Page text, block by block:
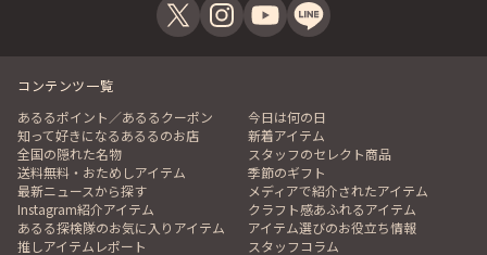
コンテンツ一覧
あるるポイント／あるるクーポン
今日は何の日
知って好きになるあるるのお店
新着アイテム
全国の隠れた名物
スタッフのセレクト商品
送料無料・おためしアイテム
季節のギフト
最新ニュースから探す
メディアで紹介されたアイテム
Instagram紹介アイテム
クラフト感あふれるアイテム
あるる探検隊のお気に入りアイテム
アイテム選びのお役立ち情報
推しアイテムレポート
スタッフコラム